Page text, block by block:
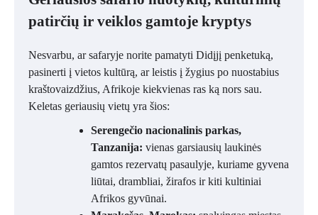
patirčių ir veiklos gamtoje kryptys
Nesvarbu, ar safaryje norite pamatyti Didįjį penketuką,
pasinerti į vietos kultūrą, ar leistis į žygius po nuostabius
kraštovaizdžius, Afrikoje kiekvienas ras ką nors sau.
Keletas geriausių vietų yra šios:
Serengečio nacionalinis parkas,
Tanzanija: vienas garsiausių laukinės
gamtos rezervatų pasaulyje, kuriame gyvena
liūtai, drambliai, žirafos ir kiti kultiniai
Afrikos gyvūnai.